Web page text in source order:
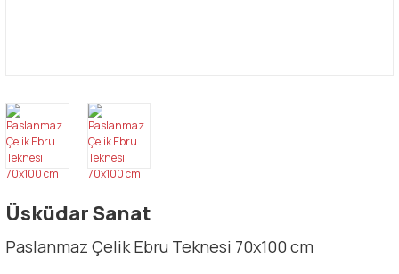
Üsküdar Sanat
Paslanmaz Çelik Ebru Teknesi 70x100 cm